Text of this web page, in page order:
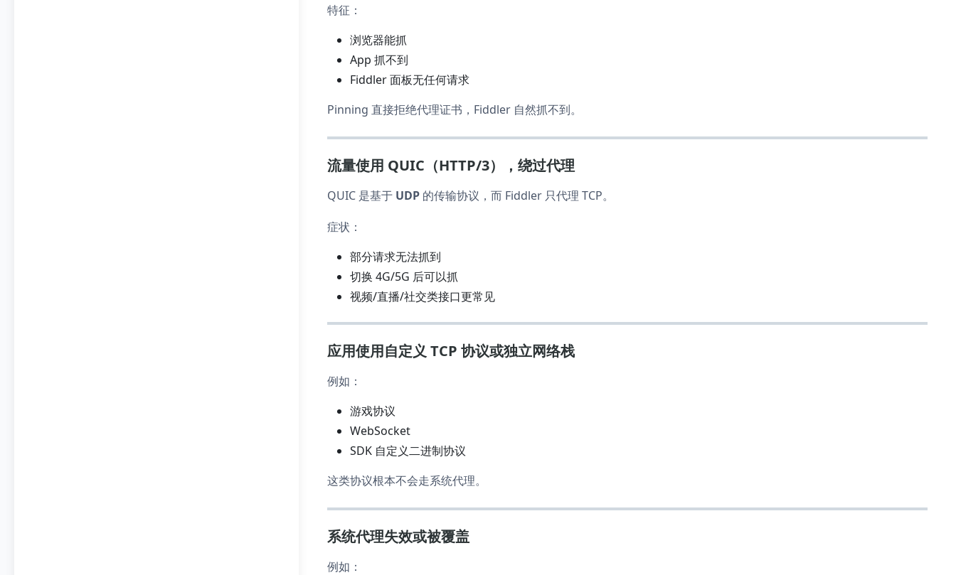
特征：
浏览器能抓
App 抓不到
Fiddler 面板无任何请求
Pinning 直接拒绝代理证书，Fiddler 自然抓不到。
流量使用 QUIC（HTTP/3），绕过代理
QUIC 是基于 UDP 的传输协议，而 Fiddler 只代理 TCP。
症状：
部分请求无法抓到
切换 4G/5G 后可以抓
视频/直播/社交类接口更常见
应用使用自定义 TCP 协议或独立网络栈
例如：
游戏协议
WebSocket
SDK 自定义二进制协议
这类协议根本不会走系统代理。
系统代理失效或被覆盖
例如：